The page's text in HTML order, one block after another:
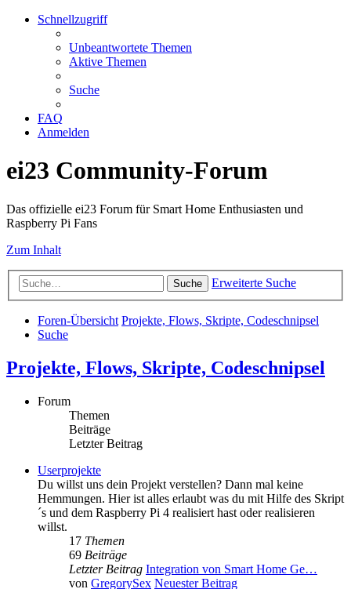
Schnellzugriff
Unbeantwortete Themen
Aktive Themen
Suche
FAQ
Anmelden
ei23 Community-Forum
Das offizielle ei23 Forum für Smart Home Enthusiasten und
Raspberry Pi Fans
Zum Inhalt
Suche Erweiterte Suche
Foren-Übersicht Projekte, Flows, Skripte, Codeschnipsel
Suche
Projekte, Flows, Skripte, Codeschnipsel
Forum
Themen
Beiträge
Letzter Beitrag
Userprojekte
Du willst uns dein Projekt verstellen? Dann mal keine
Hemmungen. Hier ist alles erlaubt was du mit Hilfe des Skript
´s und dem Raspberry Pi 4 realisiert hast oder realisieren
willst.
17 Themen
69 Beiträge
Letzter Beitrag Integration von Smart Home Ge…
von GregorySex Neuester Beitrag